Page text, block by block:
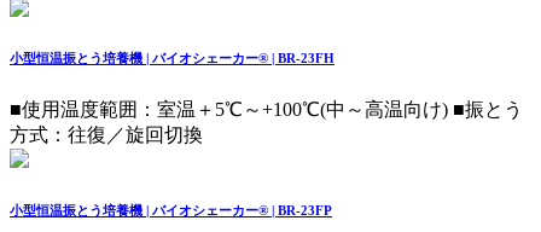
小型恒温振とう培養機 | バイオシェーカー® | BR-23FH
■使用温度範囲：室温＋5℃～+100℃(中～高温向け) ■振とう
方式：往復／旋回切換
小型恒温振とう培養機 | バイオシェーカー® | BR-23FP